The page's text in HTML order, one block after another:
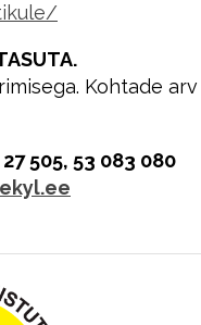
Kohtade arv
505, 53 083 080